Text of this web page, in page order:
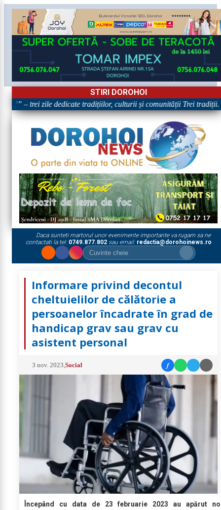
STIRI DOROHOI
– trei zile dedicate tradițiilor, culturii și comunității Trei tradiții.
Daca sunteti martorul unor evenimente importante va rugam sa ne
contactati la tel: 0749.877.802sau email: redactia@dorohoinews.ro
Informare privind decontul
cheltuielilor de călătorie a
persoanelor încadrate în grad de
handicap grav sau grav cu
asistent personal
3 nov. 2023 ,Social f
Începând cu data de 23 februarie 2023 au apărut